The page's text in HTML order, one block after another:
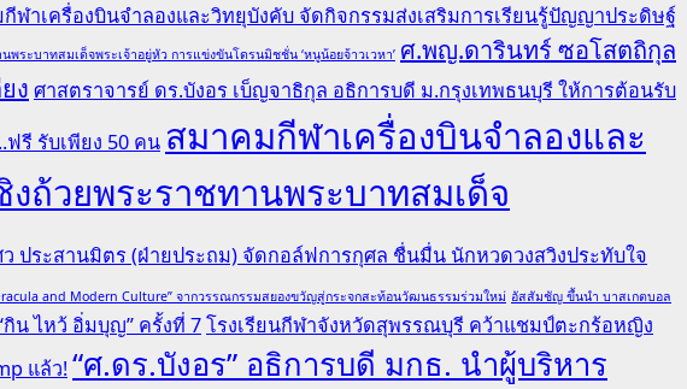
ฬาเครื่องบินจำลองและวิทยุบังคับ จัดกิจกรรมส่งเสริมการเรียนรู้ปัญญาประดิษฐ์
ระบาทสมเด็จพระเจ้าอยู่หัว การแข่งขันโดรนมิชชั่น ‘หนูน้อยจ้าวเวหา’ ศ.พญ.ดารินทร์ ซอโสตถิกุล
ง ศาสตราจารย์ ดร.บังอร เบ็ญจาธิกุล อธิการบดี ม.กรุงเทพธนบุรี ให้การต้อนรับ
รี รับเพียง 50 คน สมาคมกีฬาเครื่องบินจำลองและ
วยพระราชทานพระบาทสมเด็จ
ประสานมิตร (ฝ่ายประถม) จัดกอล์ฟการกุศล ชื่นมื่น นักหวดวงสวิงประทับใจ
and Modern Culture” จากวรรณกรรมสยองขวัญสู่กระจกสะท้อนวัฒนธรรมร่วมใหม่ อัสสัมชัญ ขึ้นนำ บาสเกตบอล
น ไหว้ อิ่มบุญ” ครั้งที่ 7โรงเรียนกีฬาจังหวัดสุพรรณบุรี คว้าแชมป์ตะกร้อหญิง
แล้ว!“ศ.ดร.บังอร” อธิการบดี มกธ. นำผู้บริหาร